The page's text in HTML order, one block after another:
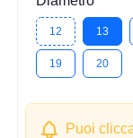
12 13
19 20
Puoi